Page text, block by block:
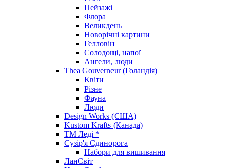
Пейзажі
Флора
Великдень
Новорічні картини
Гелловін
Солодощі, напої
Ангели, люди
Thea Gouverneur (Голандія)
Квіти
Різне
Фауна
Люди
Design Works (США)
Kustom Krafts (Канада)
ТМ Леді *
Сузір'я Єдинорога
Набори для вишивання
ЛанСвіт